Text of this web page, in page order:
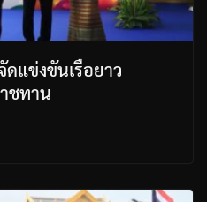
แข่งขันเรือยาว
ชทาน